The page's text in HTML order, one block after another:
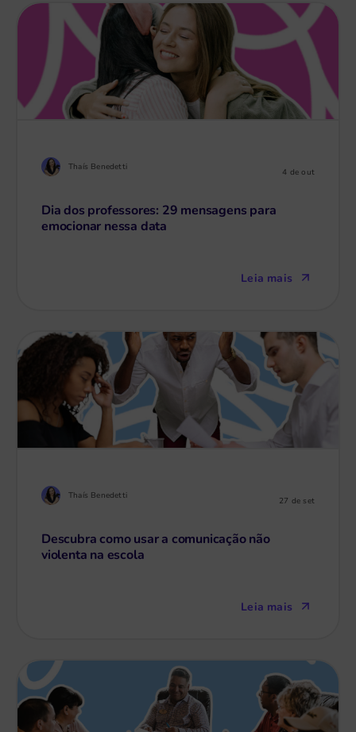
Thaís Benedetti 4 de out
Dia dos professores: 29 mensagens para
emocionar nessa data
Leia mais
Thaís Benedetti 27 de set
Descubra como usar a comunicação não
violenta na escola
Leia mais